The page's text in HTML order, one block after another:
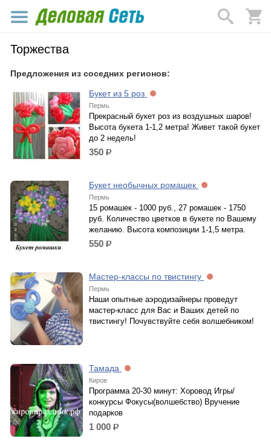
Торжества
Предложения из соседних регионов:
Букет из 5 роз
Пермь
Прекрасный букет роз из воздушных шаров!
Высота букета 1-1,2 метра! Живет такой букет
до 2 недель!
350 р.
Букет необычных ромашек
Пермь
15 ромашек - 1000 руб., 27 ромашек - 1750
руб. Количество цветков в букете по Вашему
желанию. Высота композиции 1-1,5 метра.
550 р.
Мастер-классы по твистингу
Пермь
Наши опытные аэродизайнеры проведут
мастер-класс для Вас и Ваших детей по
твистингу! Почувствуйте себя волшебником!
Тамада
Киров
Программа 20-30 минут: Хоровод Игры/
конкурсы Фокусы(волшебство) Вручение
подарков
1 000 р.